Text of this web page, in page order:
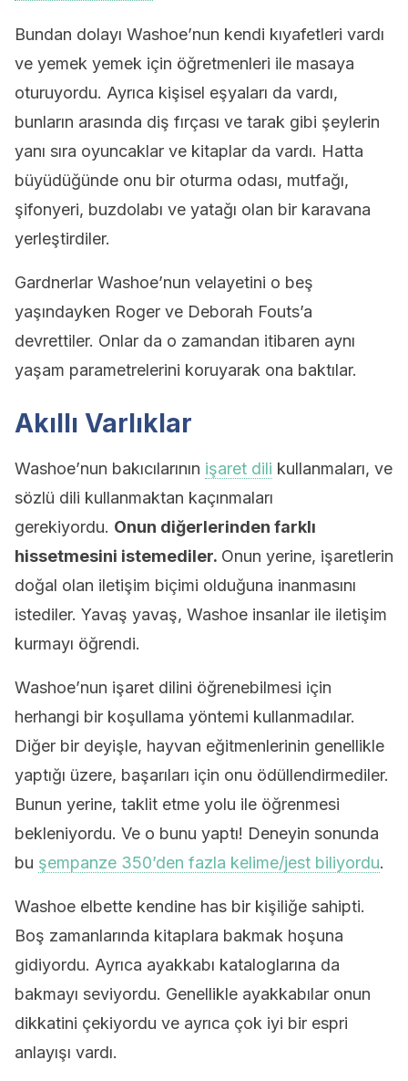
Bundan dolayı Washoe’nun kendi kıyafetleri vardı
ve yemek yemek için öğretmenleri ile masaya
oturuyordu. Ayrıca kişisel eşyaları da vardı,
bunların arasında diş fırçası ve tarak gibi şeylerin
yanı sıra oyuncaklar ve kitaplar da vardı. Hatta
büyüdüğünde onu bir oturma odası, mutfağı,
şifonyeri, buzdolabı ve yatağı olan bir karavana
yerleştirdiler.
Gardnerlar Washoe’nun velayetini o beş
yaşındayken Roger ve Deborah Fouts’a
devrettiler. Onlar da o zamandan itibaren aynı
yaşam parametrelerini koruyarak ona baktılar.
Akıllı Varlıklar
Washoe’nun bakıcılarının işaret dili kullanmaları, ve
sözlü dili kullanmaktan kaçınmaları
gerekiyordu. Onun diğerlerinden farklı
hissetmesini istemediler. Onun yerine, işaretlerin
doğal olan iletişim biçimi olduğuna inanmasını
istediler. Yavaş yavaş, Washoe insanlar ile iletişim
kurmayı öğrendi.
Washoe’nun işaret dilini öğrenebilmesi için
herhangi bir koşullama yöntemi kullanmadılar.
Diğer bir deyişle, hayvan eğitmenlerinin genellikle
yaptığı üzere, başarıları için onu ödüllendirmediler.
Bunun yerine, taklit etme yolu ile öğrenmesi
bekleniyordu. Ve o bunu yaptı! Deneyin sonunda
bu şempanze 350’den fazla kelime/jest biliyordu.
Washoe elbette kendine has bir kişiliğe sahipti.
Boş zamanlarında kitaplara bakmak hoşuna
gidiyordu. Ayrıca ayakkabı kataloglarına da
bakmayı seviyordu. Genellikle ayakkabılar onun
dikkatini çekiyordu ve ayrıca çok iyi bir espri
anlayışı vardı.